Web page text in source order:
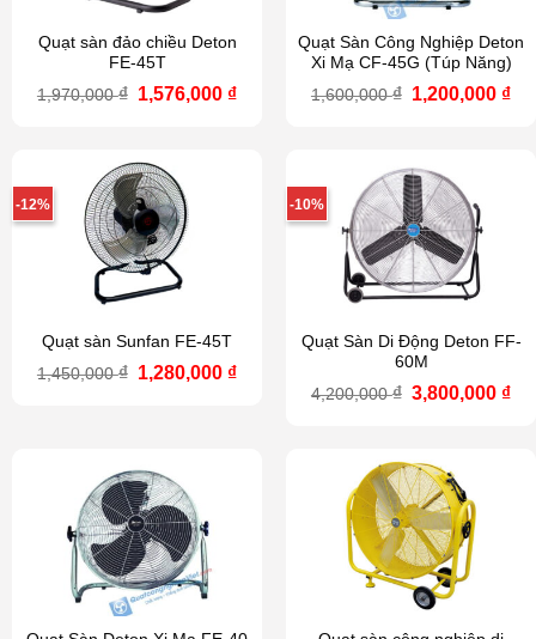
Quạt sàn đảo chiều Deton
FE-45T
1,970,000₫ Giá
1,576,000 ₫Giá
Quạt Sàn Công Nghiệp Deton
Xi Mạ CF-45G (Túp Năng)
1,600,000₫ Giá
1,200,000 ₫
-12%
Quạt sàn Sunfan FE-45T
1,450,000₫ Giá
1,280,000 ₫Giá
-10%
Quạt Sàn Di Động Deton FF-
60M
4,200,000₫ Giá
3,800,000 ₫